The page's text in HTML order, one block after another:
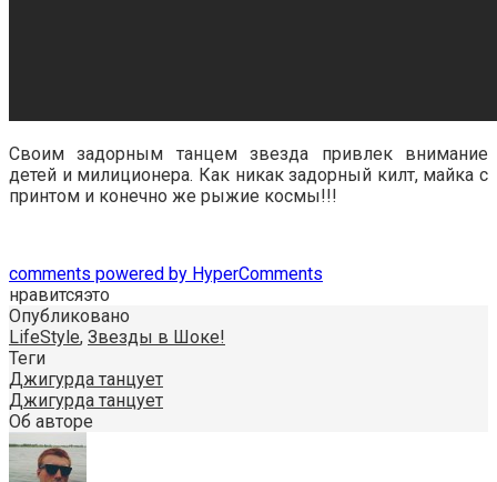
Своим задорным танцем звезда привлек внимание
детей и милиционера. Как никак задорный килт, майка с
принтом и конечно же рыжие космы!!!
comments powered by HyperComments
нравитсяэто
Опубликовано
LifeStyle, Звезды в Шоке!
Теги
Джигурда танцует
Джигурда танцует
Об авторе